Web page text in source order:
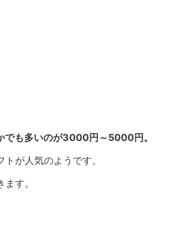
でも多いのが3000円～5000円。
が人気のようです。
す。